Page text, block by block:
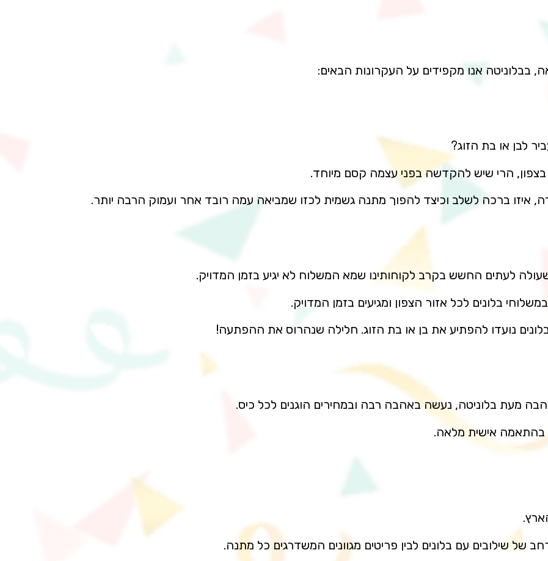
בבלוניטה אנו מקפידים על העקרונות הבאים:
לבן או בת הזוג?
בצפון, הרי שיש להקדשה בפני עצמה קסם מיוחד.
איזו ברכה לשלב וכיצד להפוך מתנה גשמית לכזו שמביאה עמה רובד אחר ועמוק הרבה יותר.
לעתים החשש בקרב לקוחותינו שמא המשלוח לא יגיע בזמן המדויק.
בלונים לכל אזור הצפון ומגיעים בזמן המדויק.
נועדו להפתיע את בן או בת הזוג. חלילה שנהרוס את ההפתעה!
מעת בלוניטה, נעשה באהבה רבה ובמחירים הוגנים לכל כיס.
בהתאמה אישית מלאה.
של שילובים עם בלונים לבין פריטים מגוונים המשדרגים כל מתנה.